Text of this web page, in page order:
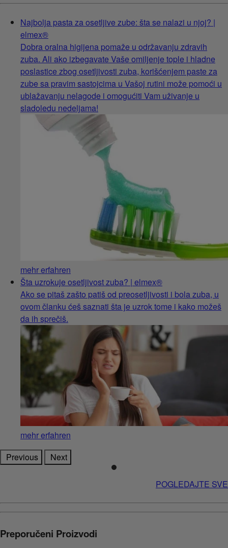
Najbolja pasta za osetljive zube: šta se nalazi u njoj? |
elmex®
Dobra oralna higijena pomaže u održavanju zdravih
zuba. Ali ako izbegavate Vaše omiljenje tople i hladne
poslastice zbog osetljivosti zuba, korišćenjem paste za
zube sa pravim sastojcima u Vašoj rutini može pomoći u
ublažavanju nelagode i omogućiti Vam uživanje u
sladoledu nedeljama!
mehr erfahren
Šta uzrokuje osetljivost zuba? | elmex®
Ako se pitaš zašto patiš od preosetljivosti i bola zuba, u
ovom članku ćeš saznati šta je uzrok tome i kako možeš
da ih sprečiš.
mehr erfahren
Previous
Next
POGLEDAJTE SVE
Preporučeni Proizvodi